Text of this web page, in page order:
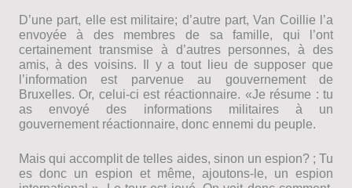
D’une part, elle est militaire; d’autre part, Van Coillie l’a
envoyée à des membres de sa famille, qui l’ont
certainement transmise à d’autres personnes, à des
amis, à des voisins. Il y a tout lieu de supposer que
l’information est parvenue au gouvernement de
Bruxelles. Or, celui-ci est réactionnaire. «Je résume : tu
as envoyé des informations militaires à un
gouvernement réactionnaire, donc ennemi du peuple.
Mais qui accomplit de telles aides, sinon un espion? ; Tu
es donc un espion et même, ajoutons-le, un espion